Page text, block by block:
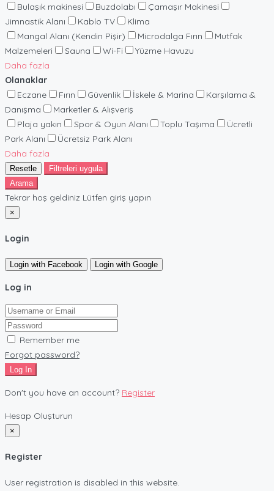
Bulaşık makinesi
Buzdolabı
Çamaşır Makinesi
Jimnastik Alanı
Kablo TV
Klima
Mangal Alanı (Kendin Pişir)
Microdalga Fırın
Mutfak
Malzemeleri
Sauna Wi-Fi
Yüzme Havuzu
Daha fazla
Olanaklar
Eczane
Fırın Güvenlik İskele & Marina
Karşılama &
Danışma
Marketler & Alışveriş
Plaja yakın
Spor & Oyun Alanı Toplu Taşıma
Ücretli
Park Alanı
Ücretsiz Park Alanı
Daha fazla
Resetle
Filtreleri uygula
Arama
Tekrar hoş geldiniz Lütfen giriş yapın
×
Login
Login with Facebook Login with Google
Log in
Remember me
Forgot password?
Log In
Don't you have an account? Register
Hesap Oluşturun
×
Register
User registration is disabled in this website.